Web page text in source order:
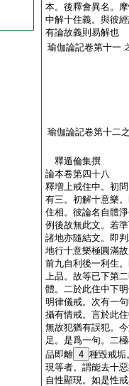
本。後釋會異名。
中解十住義。與彼
有論故義則易解也
瑜伽論記卷第十一
瑜伽論記卷第十二
釋遁倫集撰
論本卷第四十八
釋増上戒住中。初
有三。初解十意樂
住相。彼論名自體
例後故無此文。若
諸地亦隨結文。即
地行十意樂極圓滿
前九自利後一利生
上品。故等已下第
體。二於此住中下
明律儀戒。次有一
攝有情戒。言於此
無故犯猶有誤犯。
足。是爲一句。二
品即離 4 種毀戒垢
現等者。謂能去十
自性顯現。如是性